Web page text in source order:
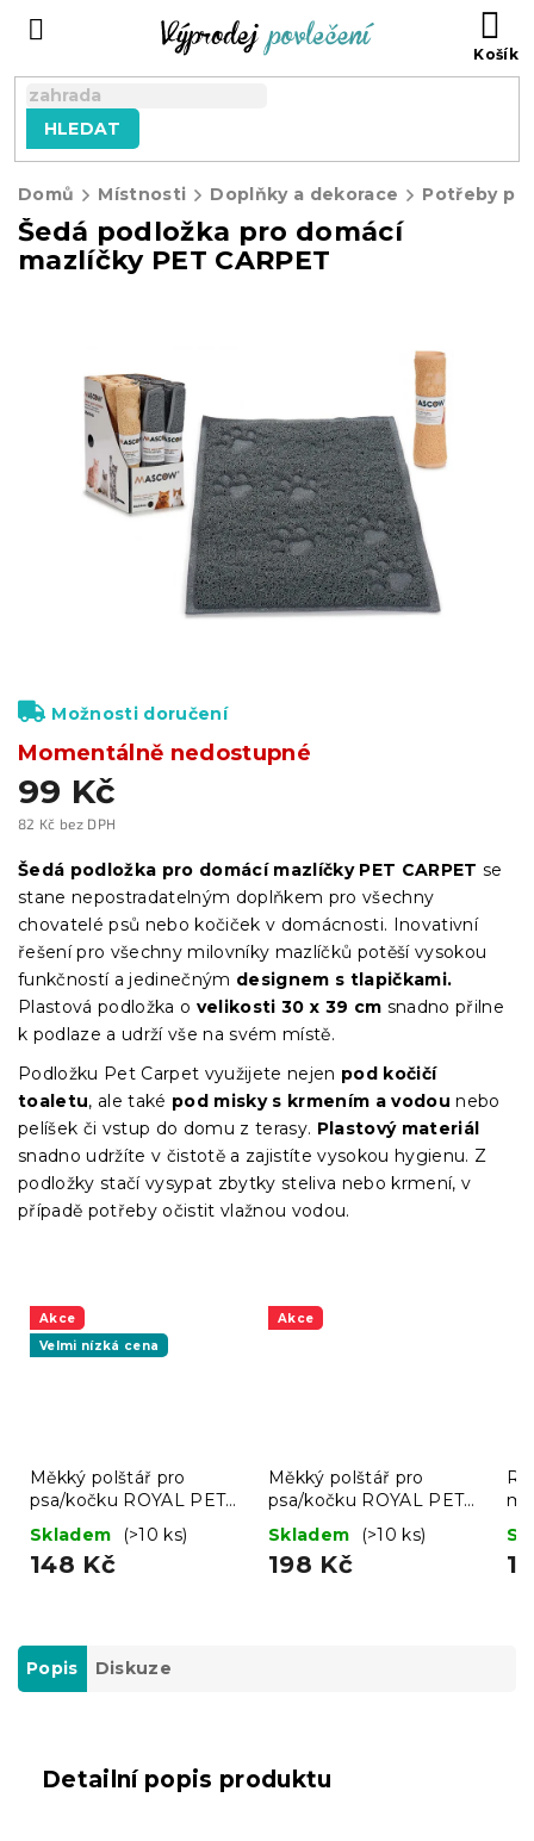
HLEDAT
Domů Místnosti Doplňky a dekorace Potřeby
Šedá podložka pro domácí
mazlíčky PET CARPET
99 Kč
82 Kč bez DPH
cena:
Momentálně nedostupné
Možnosti doručení
Šedá podložka pro domácí mazlíčky PET CARPET se
stane nepostradatelným doplňkem pro všechny
chovatelé psů nebo kočiček v domácnosti. Inovativní
řešení pro všechny milovníky mazlíčků potěší vysokou
funkčností a jedinečným designem s tlapičkami.
Plastová podložka o velikosti 30 x 39 cm snadno přilne
k podlaze a udrží vše na svém místě.
Podložku Pet Carpet využijete nejen pod kočičí
toaletu, ale také pod misky s krmením a vodou nebo
pelíšek či vstup do domu z terasy. Plastový materiál
snadno udržíte v čistotě a zajistíte vysokou hygienu. Z
podložky stačí vysypat zbytky steliva nebo krmení, v
případě potřeby očistit vlažnou vodou.
Akce
Velmi nízká cena
Měkký polštář pro
psa/kočku ROYAL PET
75x60 cm, černý
Skladem (>10 ks)
148 Kč
Akce
Měkký polštář pro
psa/kočku ROYAL PET
75x60 cm, vzorovaný
Skladem (>10 ks)
198 Kč
Popis Diskuze
Detailní popis produktu